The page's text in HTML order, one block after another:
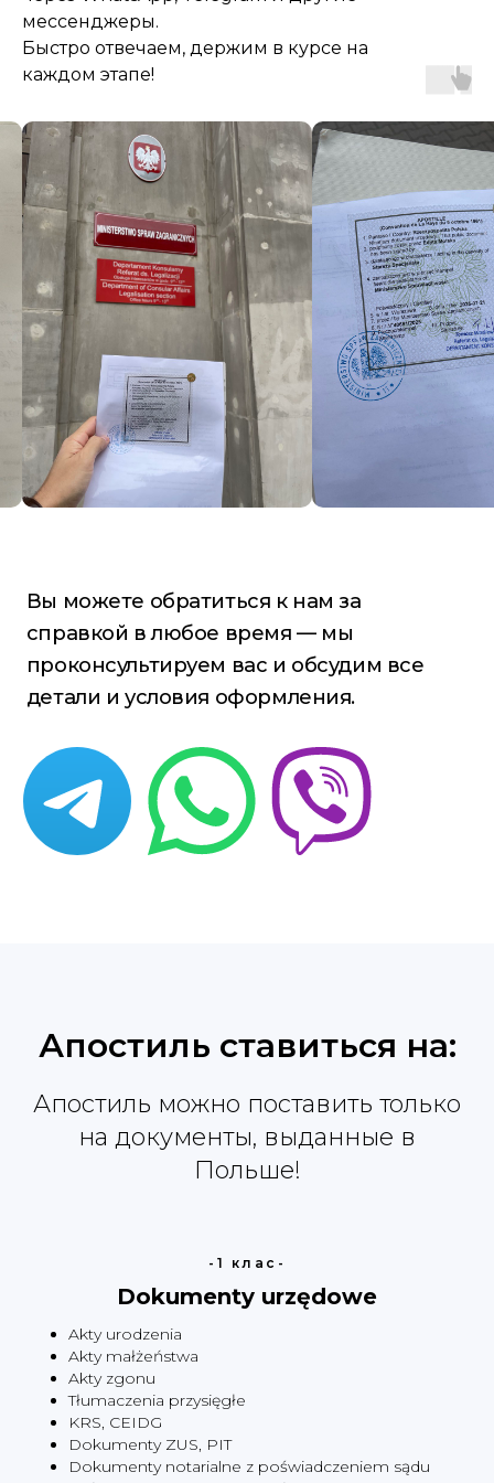
мессенджеры.
Быстро отвечаем, держим в курсе на
каждом этапе!
Апостиль ставиться на:
Апостиль можно поставить только
на документы, выданные в
Польше!
-1 клас-
Dokumenty urzędowe
Akty urodzenia
Akty małżeństwa
Akty zgonu
Tłumaczenia przysięgłe
KRS, CEIDG
Dokumenty ZUS, PIT
Dokumenty notarialne z poświadczeniem sądu
Узнайте стоимость
+48
Соглашаюсь сполитикой
конфиденциальности
Отправить